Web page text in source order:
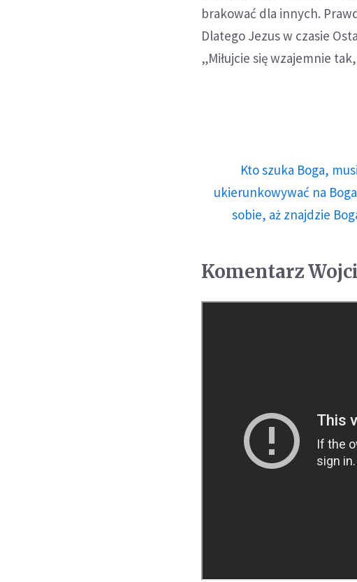
brakować dla innych.
Dlatego Jezus w czasie
„Miłujcie się wzajemnie
Kto szuka Boga,
ukierunkowywać na
sobie, aż znajdzie
Komentarz